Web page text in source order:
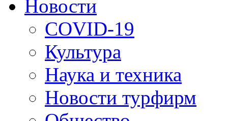
Новости
COVID-19
Культура
Наука и техника
Новости турфирм